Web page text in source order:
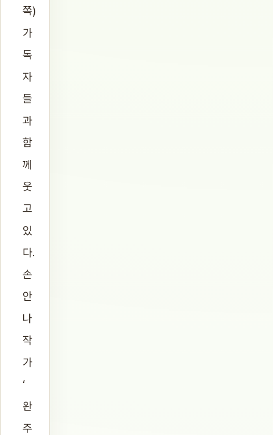
쪽)
가
독
자
들
과
함
께
웃
고
있
다.
손
안
나
작
가
‘
완
주